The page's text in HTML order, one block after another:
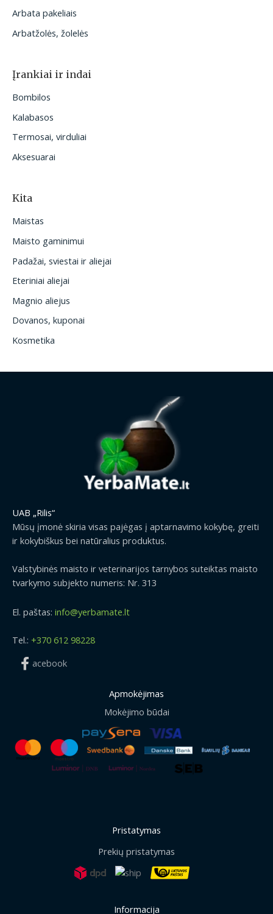
Arbata pakeliais
Arbatžolės, žolelės
Įrankiai ir indai
Bombilos
Kalabasos
Termosai, virduliai
Aksesuarai
Kita
Maistas
Maisto gaminimui
Padažai, sviestai ir aliejai
Eteriniai aliejai
Magnio aliejus
Dovanos, kuponai
Kosmetika
UAB „Rilis“
Mūsų įmonė skiria visas pajėgas į aptarnavimo kokybę, greiti
ir kokybiškus bei natūralius produktus.
Valstybinės maisto ir veterinarijos tarnybos suteiktas maisto
tvarkymo subjekto numeris: Nr. 313
El. paštas: info@yerbamate.lt
Tel.: +370 612 98228
acebook
Apmokėjimas
Mokėjimo būdai
Pristatymas
Prekių pristatymas
Informacija